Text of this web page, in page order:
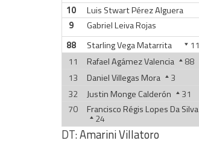
10
Luis Stwart Pérez Alguera
9
Gabriel Leiva Rojas
88
Starling Vega Matarrita
11
11
Rafael Agámez Valencia
88
13
Daniel Villegas Mora
3
32
Justin Monge Calderón
31
70
Francisco Régis Lopes Da Silva
24
DT:Amarini Villatoro